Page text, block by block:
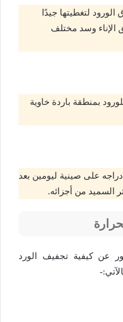
لتغطيتها جيدًا
الإناء وسد مختلف
بمنطقة باردة خاوية
على صينية ليومين بعد
السميد من أجزائه.
عن كيفية تجفيف الورد